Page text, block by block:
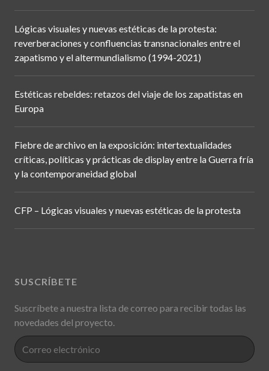
Lógicas visuales y nuevas estéticas de la protesta:
reverberaciones y confluencias transnacionales entre el
zapatismo y el altermundialismo (1994-2021)
Estéticas rebeldes: retazos del viaje de los zapatistas en
Europa
Fiebre de archivo en la exposición: intertextualidades
críticas, políticas y prácticas de display entre la Guerra fría
y la contemporaneidad global
CFP – Lógicas visuales y nuevas estéticas de la protesta
SUSCRÍBETE
Suscríbete a nuestra lista de correo para recibir todas las
novedades del proyecto.